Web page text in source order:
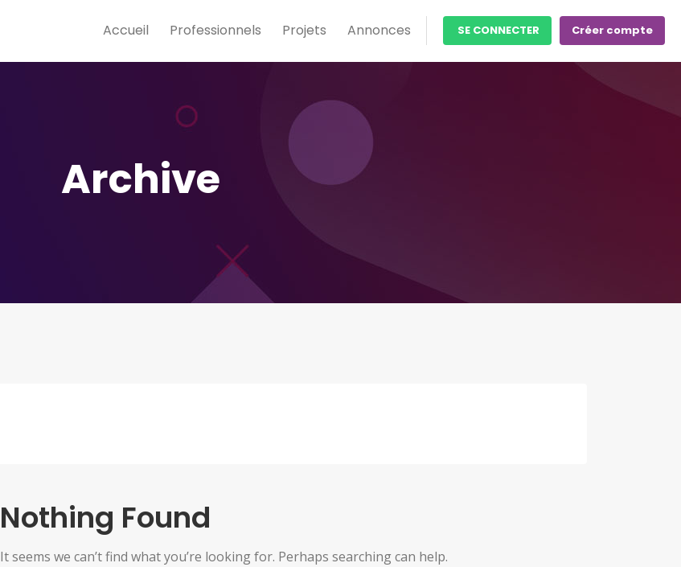
Accueil Professionnels Projets Annonces SE CONNECTER Créer compte
Archive
Nothing Found
It seems we can’t find what you’re looking for. Perhaps searching can help.